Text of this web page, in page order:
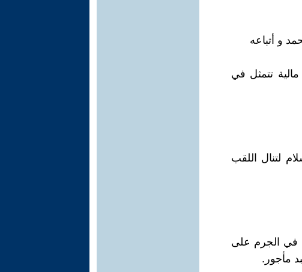
و أتباعه
تتمثل في
لتنال اللقب
في الجرم على
مأجور.